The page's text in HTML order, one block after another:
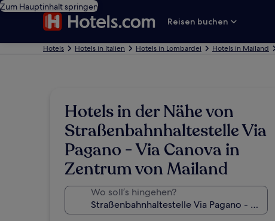
Zum Hauptinhalt springen
Reisen buchen
Hotels Hotels in Italien Hotels in Lombardei Hotels in Mailand
Hotels in der Nähe von
Straßenbahnhaltestelle Via
Pagano - Via Canova in
Zentrum von Mailand
Wo soll’s hingehen?